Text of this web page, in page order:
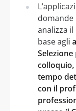
analizza
base agli
colloquio,
tempo
con il